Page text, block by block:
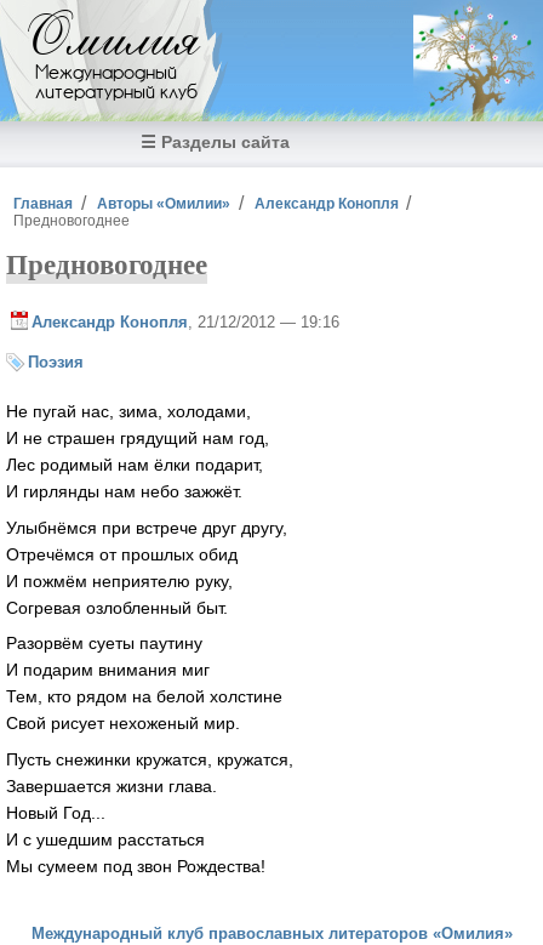
Перейти к основному содержанию
Омилия
Международный
литературный клуб
☰ Разделы сайта
Вы здесь
Главная Авторы «Омилии»
Александр Конопля
Предновогоднее
Предновогоднее
Александр Конопля , 21/12/2012 — 19:16
Поэзия
Не пугай нас, зима, холодами,
И не страшен грядущий нам год,
Лес родимый нам ёлки подарит,
И гирлянды нам небо зажжёт.
Улыбнёмся при встрече друг другу,
Отречёмся от прошлых обид
И пожмём неприятелю руку,
Согревая озлобленный быт.
Разорвём суеты паутину
И подарим внимания миг
Тем, кто рядом на белой холстине
Свой рисует нехоженый мир.
Пусть снежинки кружатся, кружатся,
Завершается жизни глава.
Новый Год...
И с ушедшим расстаться
Мы сумеем под звон Рождества!
Международный клуб православных литераторов «Омилия»